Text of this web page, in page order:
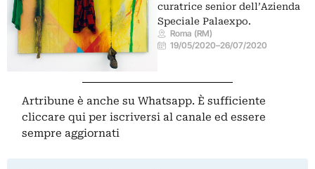
curatrice senior dell’Azienda
Speciale Palaexpo.
Roma (RM)
19/05/2020–26/07/2020
Artribune è anche su Whatsapp. È sufficiente
cliccare qui per iscriversi al canale ed essere
sempre aggiornati